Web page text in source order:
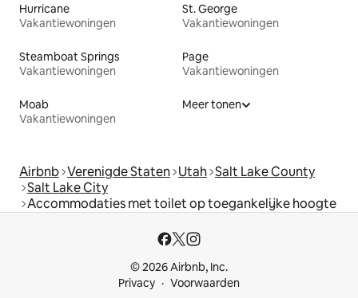
Hurricane
Vakantiewoningen
St. George
Vakantiewoningen
Steamboat Springs
Vakantiewoningen
Page
Vakantiewoningen
Moab
Vakantiewoningen
Meer tonen
Airbnb Verenigde Staten Utah Salt Lake County
Salt Lake City
Accommodaties met toilet op toegankelijke hoogte
© 2026 Airbnb, Inc.
Privacy
Voorwaarden